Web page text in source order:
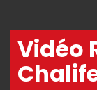
Vidéo